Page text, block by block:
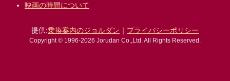
映画の時間について
提供:乗換案内のジョルダン ｜ プライバシーポリシー
Copyright © 1996-2026 Jorudan Co.,Ltd. All Rights Reserved.